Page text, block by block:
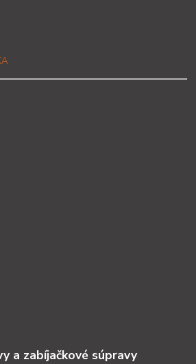
a zabíjačkové súpravy